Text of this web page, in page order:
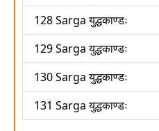
128 Sarga युद्धकाण्डः
129 Sarga युद्धकाण्डः
130 Sarga युद्धकाण्डः
131 Sarga युद्धकाण्डः